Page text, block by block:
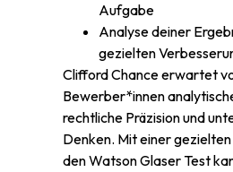
Aufgabe
Analyse deiner
gezielten
Clifford Chance erwartet
Bewerber*innen
rechtliche Präzision und
Denken. Mit einer
den Watson Glaser Test